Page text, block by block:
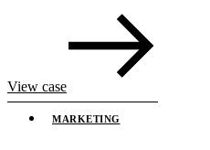
View case
MARKETING